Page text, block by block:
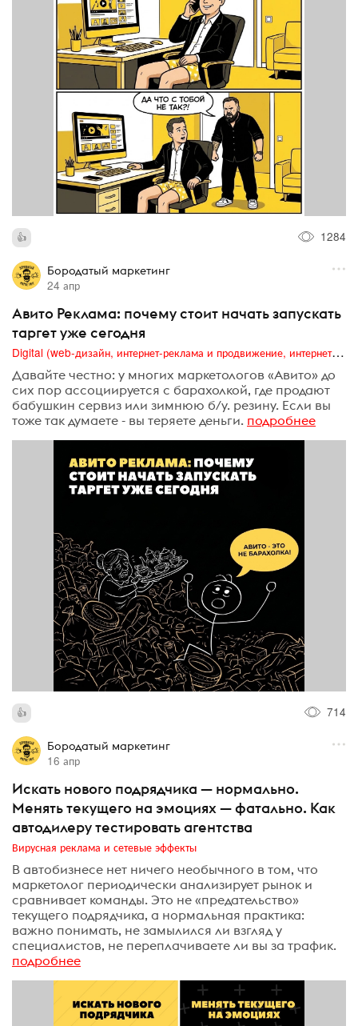
1284
Бородатый маркетинг
24 апр
Авито Реклама: почему стоит начать запускать
таргет уже сегодня
Digital (web-дизайн, интернет-реклама и продвижение, интернет-сообщества и блоги, интернет-коммуникации, мобильный маркетинг, реклама на цифровых экранах)
Давайте честно: у многих маркетологов «Авито» до
сих пор ассоциируется с барахолкой, где продают
бабушкин сервиз или зимнюю б/у. резину. Если вы
тоже так думаете - вы теряете деньги. подробнее
714
Бородатый маркетинг
16 апр
Искать нового подрядчика — нормально.
Менять текущего на эмоциях — фатально. Как
автодилеру тестировать агентства
Вирусная реклама и сетевые эффекты
В автобизнесе нет ничего необычного в том, что
маркетолог периодически анализирует рынок и
сравнивает команды. Это не «предательство»
текущего подрядчика, а нормальная практика:
важно понимать, не замылился ли взгляд у
специалистов, не переплачиваете ли вы за трафик.
подробнее